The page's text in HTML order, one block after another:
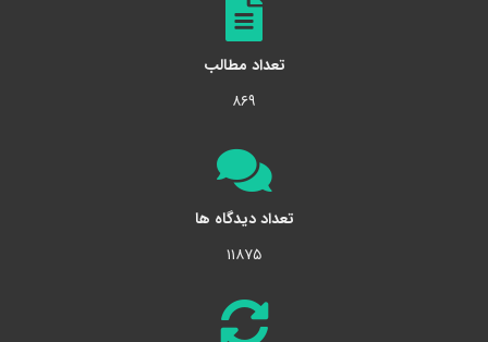
تعداد مطالب
۸۶۹
تعداد دیدگاه ها
۱۱۸۷۵